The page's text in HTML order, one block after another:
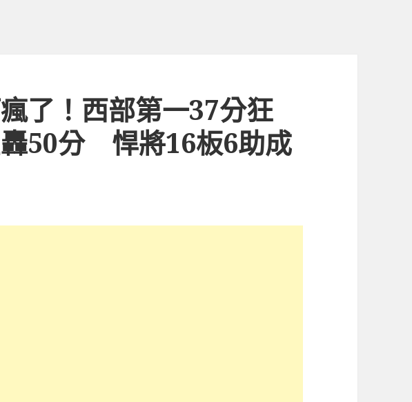
了！西部第一37分狂
50分 悍將16板6助成